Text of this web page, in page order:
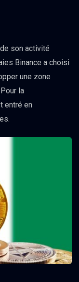
son activité
Binance a choisi
une zone
la
entré en